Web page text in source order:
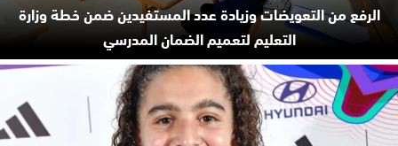
الرفع من التعويضات وزيادة عدد المستفيدين ضمن خطة وزارة
التعليم لتعميم الضمان المدرسي